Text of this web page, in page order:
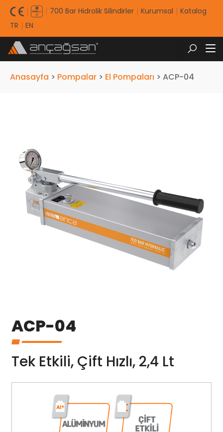
700 Bar Hidrolik Silindirler Kurumsal
Katalog
TR
EN
Anasayfa > Pompalar > El Pompaları > ACP-04
ACP-04
Tek Etkili, Çift Hızlı, 2,4 Lt